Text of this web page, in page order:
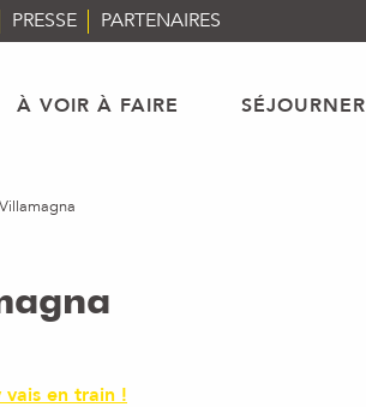
PRESSE PARTENAIRES
À VOIR À FAIRE SÉJOURNER
vais en train !